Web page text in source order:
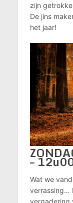
zijn
De jins
het jaar!
–
Wat we
verrassing…